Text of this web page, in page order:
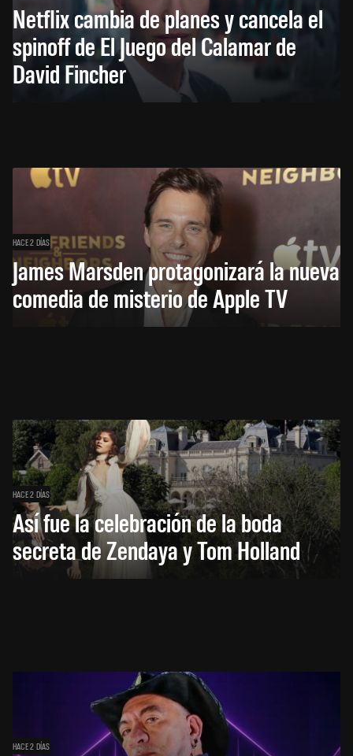
Netflix cambia de planes y cancela el
spinoff de El Juego del Calamar de
David Fincher
HACE 2 DÍAS
James Marsden protagonizará la nueva
comedia de misterio de Apple TV
HACE 2 DÍAS
Así fue la celebración de la boda
secreta de Zendaya y Tom Holland
HACE 2 DÍAS